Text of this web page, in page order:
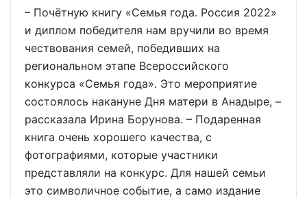
– Почётную книгу «Семья года. Россия 2022»
и диплом победителя нам вручили во время
чествования семей, победивших на
региональном этапе Всероссийского
конкурса «Семья года». Это мероприятие
состоялось накануне Дня матери в Анадыре, –
рассказала Ирина Борунова. – Подаренная
книга очень хорошего качества, с
фотографиями, которые участники
представляли на конкурс. Для нашей семьи
это символичное событие, а само издание